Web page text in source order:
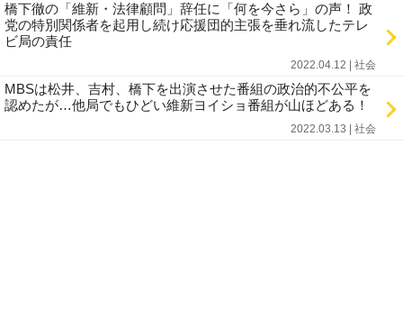
橋下徹の「維新・法律顧問」辞任に「何を今さら」の声！ 政
党の特別関係者を起用し続け応援団的主張を垂れ流したテレ
ビ局の責任
2022.04.12 | 社会
MBSは松井、吉村、橋下を出演させた番組の政治的不公平を
認めたが…他局でもひどい維新ヨイショ番組が山ほどある！
2022.03.13 | 社会